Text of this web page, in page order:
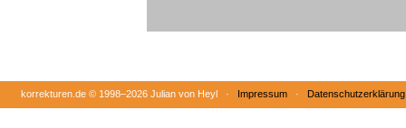
korrekturen.de © 1998–2026 Julian von Heyl · Impressum · Datenschutzerklärung